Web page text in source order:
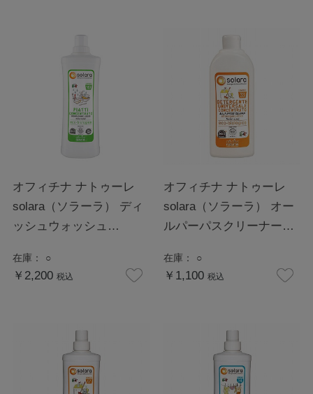
オフィチナ ナトゥーレ
solara（ソラーラ） ディ
ッシュウォッシュ
在庫： ○
￥2,200 税込
オフィチナ ナトゥーレ
solara（ソラーラ） オー
ルパーパスクリーナー
在庫： ○
￥1,100 税込